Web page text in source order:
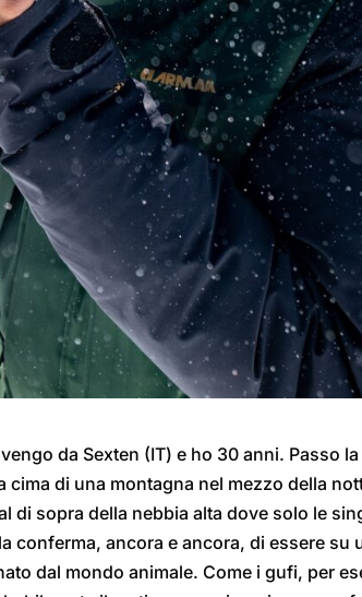
da Sexten (IT) e ho 30 anni. Passo
di una montagna nel mezzo della
di sopra della nebbia alta dove solo le
conferma, ancora e ancora, di essere su
dal mondo animale. Come i gufi, per